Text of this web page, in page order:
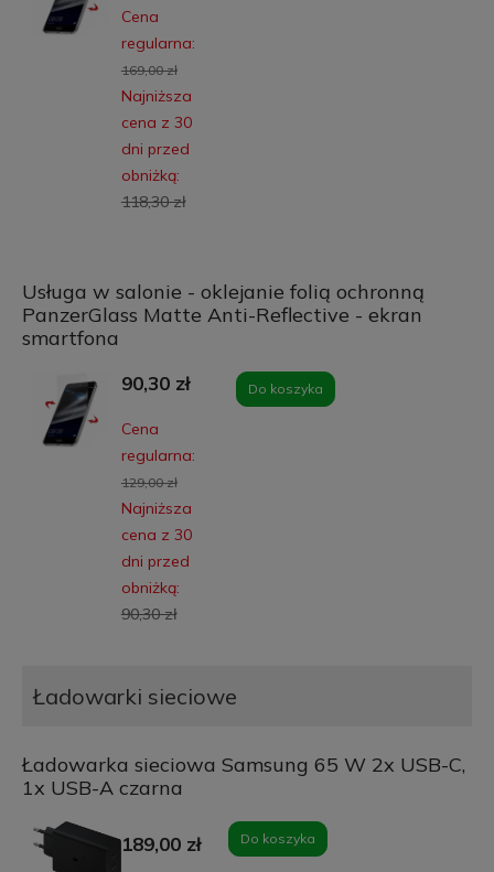
Cena
regularna:
169,00 zł
Najniższa
cena z 30
dni przed
obniżką:
118,30 zł
Usługa w salonie - oklejanie folią ochronną
PanzerGlass Matte Anti-Reflective - ekran
smartfona
90,30 zł
Cena
regularna:
129,00 zł
Najniższa
cena z 30
dni przed
obniżką:
90,30 zł
Do koszyka
Ładowarki sieciowe
Ładowarka sieciowa Samsung 65 W 2x USB-C,
1x USB-A czarna
189,00 zł Do koszyka